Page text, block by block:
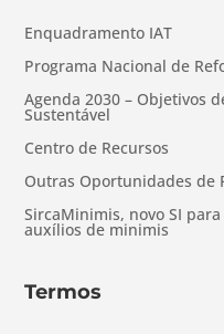
Enquadramento IAT
Programa Nacional de
Agenda 2030 – Objetivos
Sustentável
Centro de Recursos
Outras Oportunidades de
SircaMinimis, novo SI
auxílios de minimis
Termos